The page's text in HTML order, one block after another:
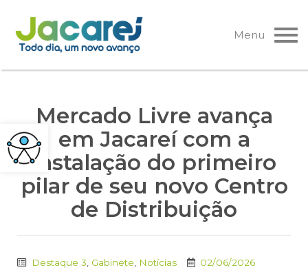
Pular
para
o
Menu
Mercado Livre avança
em Jacareí com a
instalação do primeiro
pilar de seu novo Centro
de Distribuição
Destaque 3 Gabinete Notícias 02/06/2026